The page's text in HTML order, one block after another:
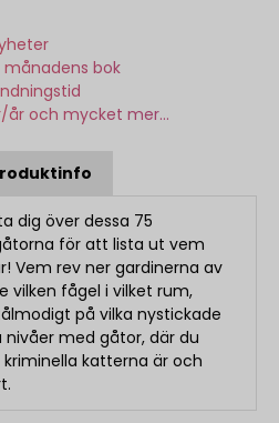
bok
år och mycket mer...
dig över dessa 75
för att lista ut vem
Vem rev ner gardinerna av
vilken fågel i vilket rum,
på vilka nystickade
nivåer med gåtor, där du
katterna är och